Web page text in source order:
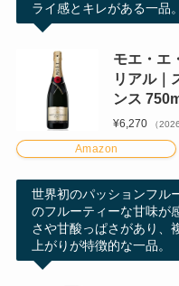
ライ感とキレがある一品。
モエ・エ
リアル｜
ンス
¥6,270 （
Amazon
世界初のパッションフル
のフルーティーな甘味が
さや甘酸っぱさがあり、
上がりが特徴的な一品。